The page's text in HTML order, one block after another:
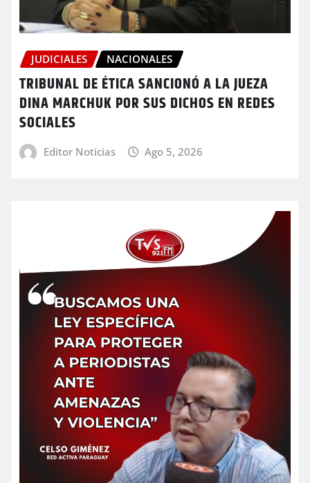
JUDICIALES NACIONALES
TRIBUNAL DE ÉTICA SANCIONÓ A LA JUEZA
DINA MARCHUK POR SUS DICHOS EN REDES
SOCIALES
Editor Noticias Ago 5, 2026